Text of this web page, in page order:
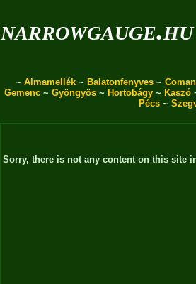
narrowgauge.hu
~ Almamellék ~ Balatonfenyves ~
Gemenc ~ Gyöngyös ~ Hortobágy ~ Kaszó
Pécs ~
Sorry, there is not any content on this site